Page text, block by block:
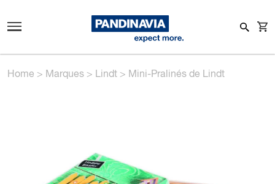
Home > Marques > Lindt > Mini-Pralinés de Lindt